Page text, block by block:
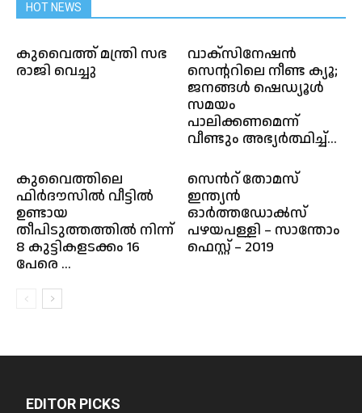
HOT NEWS
കുവൈത്ത് മന്ത്രി സഭ
രാജി വെച്ചു
വാക്സിനേഷൻ
സെന്ററിലെ നീണ്ട ക്യൂ;
ജനങ്ങൾ ഷെഡ്യൂൾ
സമയം
പാലിക്കണമെന്ന്
വീണ്ടും അഭ്യർത്ഥിച്ച്...
കുവൈത്തിലെ
ഫിർദൗസിൽ വീട്ടിൽ
ഉണ്ടായ
തീപിടുത്തത്തിൽ നിന്ന്
8 കുട്ടികളടക്കം 16
പേരെ ...
സെൻറ് തോമസ്
ഇന്ത്യൻ
ഓർത്തഡോൿസ്
പഴയപള്ളി – സാന്തോം
ഫെസ്റ്റ് – 2019
EDITOR PICKS